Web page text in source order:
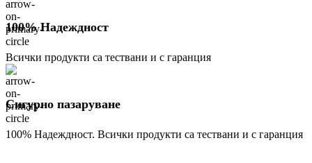
100% Надеждност
Всички продукти са тествани и с гаранция
Сигурно пазаруване
100% Надеждност. Всички продукти са тествани и с гаранция